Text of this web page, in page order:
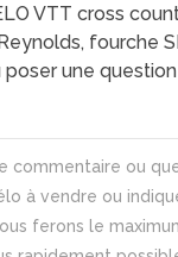
VTT cross
fourche
une